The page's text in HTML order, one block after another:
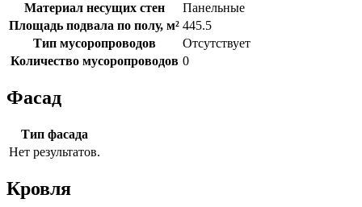
Материал несущих стен
Панельные
Площадь подвала по полу, м² 445.5
Тип мусоропроводов
Отсутствует
Количество мусоропроводов 0
Фасад
Тип фасада
Нет результатов.
Кровля